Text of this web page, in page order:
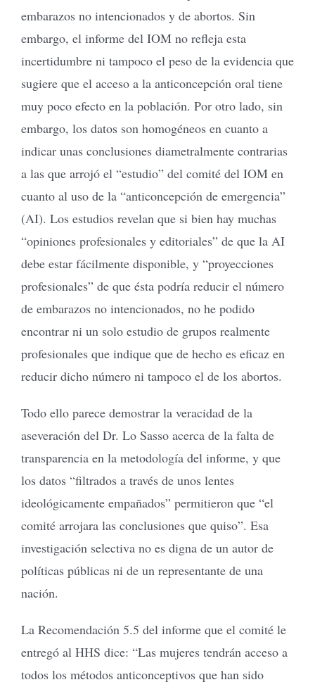
embarazos no intencionados y de abortos. Sin
embargo, el informe del IOM no refleja esta
incertidumbre ni tampoco el peso de la evidencia que
sugiere que el acceso a la anticoncepción oral tiene
muy poco efecto en la población. Por otro lado, sin
embargo, los datos son homogéneos en cuanto a
indicar unas conclusiones diametralmente contrarias
a las que arrojó el “estudio” del comité del IOM en
cuanto al uso de la “anticoncepción de emergencia”
(AI). Los estudios revelan que si bien hay muchas
“opiniones profesionales y editoriales” de que la AI
debe estar fácilmente disponible, y “proyecciones
profesionales” de que ésta podría reducir el número
de embarazos no intencionados, no he podido
encontrar ni un solo estudio de grupos realmente
profesionales que indique que de hecho es eficaz en
reducir dicho número ni tampoco el de los abortos.
Todo ello parece demostrar la veracidad de la
aseveración del Dr. Lo Sasso acerca de la falta de
transparencia en la metodología del informe, y que
los datos “filtrados a través de unos lentes
ideológicamente empañados” permitieron que “el
comité arrojara las conclusiones que quiso”. Esa
investigación selectiva no es digna de un autor de
políticas públicas ni de un representante de una
nación.
La Recomendación 5.5 del informe que el comité le
entregó al HHS dice: “Las mujeres tendrán acceso a
todos los métodos anticonceptivos que han sido